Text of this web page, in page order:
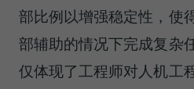
部比例以增强稳定性，使
部辅助的情况下完成复杂
仅体现了工程师对人机工